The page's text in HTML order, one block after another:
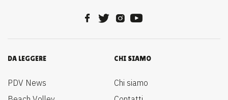
DA LEGGERE
PDV News
CHI SIAMO
Chi siamo